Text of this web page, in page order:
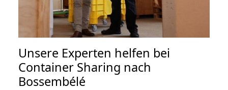
Unsere Experten helfen bei
Container Sharing nach
Bossembélé